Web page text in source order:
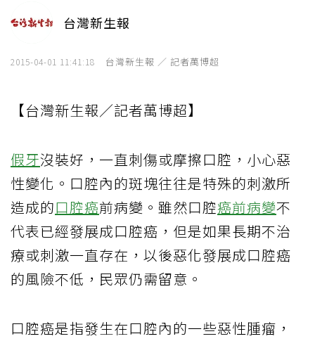
台灣新生報
2015-04-01 11:41:18 台灣新生報 ／ 記者萬博超
【台灣新生報／記者萬博超】
假牙沒裝好，一直刺傷或摩擦口腔，小心惡
性變化。口腔內的斑塊往往是特殊的刺激所
造成的口腔癌前病變。雖然口腔癌前病變不
代表已經發展成口腔癌，但是如果長期不治
療或刺激一直存在，以後惡化發展成口腔癌
的風險不低，民眾仍需留意。
口腔癌是指發生在口腔內的一些惡性腫瘤，